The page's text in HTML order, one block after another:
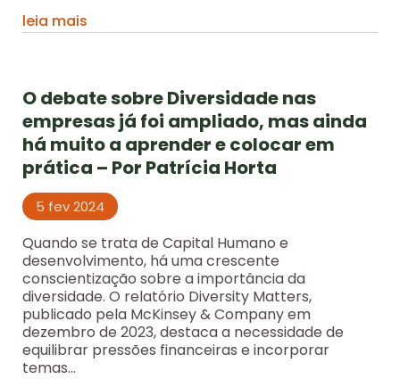
leia mais
O debate sobre Diversidade nas
empresas já foi ampliado, mas ainda
há muito a aprender e colocar em
prática – Por Patrícia Horta
5 fev 2024
Quando se trata de Capital Humano e
desenvolvimento, há uma crescente
conscientização sobre a importância da
diversidade. O relatório Diversity Matters,
publicado pela McKinsey & Company em
dezembro de 2023, destaca a necessidade de
equilibrar pressões financeiras e incorporar
temas...